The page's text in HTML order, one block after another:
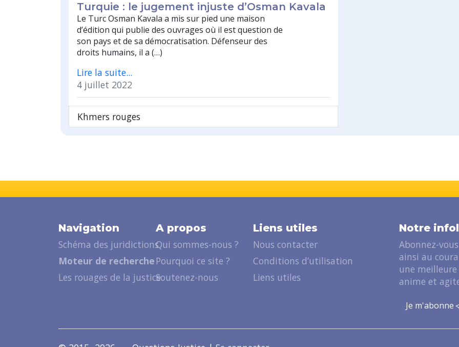
Turquie : le jugement injuste d’Osman Kavala
Le Turc Osman Kavala a mis sur pied une maison
d’édition qui publie des ouvrages où il est question de
son pays et de sa démocratisation. Défenseur des
droits humains, il a (…)
Lire la suite...
4 juillet 2022
Khmers rouges
Navigation
Schéma des juridictions
Moteur de recherche
Les rouages de la justice
A propos
Qui sommes-nous ?
Pourquoi ce site ?
Soutenez-nous
Liens utiles
Nous contacter
Conditions d’utilisation
Liens utiles
Notre
Abonnez-
ainsi au
une
anime et
Je m'abonne